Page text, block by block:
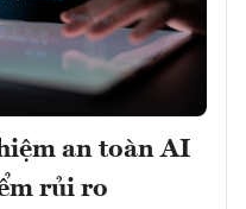
an toàn AI
rủi ro